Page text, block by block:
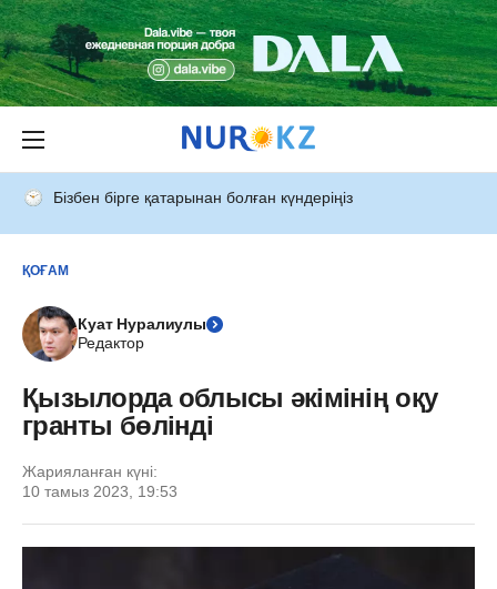
Бізбен бірге қатарынан болған күндеріңіз
ҚОҒАМ
Куат Нуралиулы
Редактор
Қызылорда облысы әкімінің оқу
гранты бөлінді
Жарияланған күні:
10 тамыз 2023, 19:53